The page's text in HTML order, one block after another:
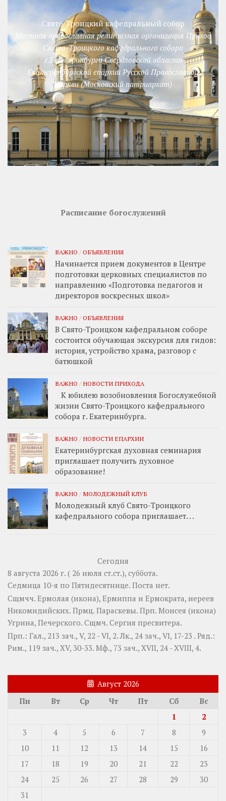
Свято-Троицкий кафедральный собор
Местная православная религиозная организация Приход
Свято-Троицкого кафедрального собора
г.Екатеринбурга Свердловской области
Екатеринбургской епархии Русской Православной
Церкви (Московский патриархат)
Расписание богослужений
ВАЖНО / ОБЪЯВЛЕНИЯ
Начинается прием документов в Центре
подготовки церковных специалистов по
направлению «Подготовка педагогов и
директоров воскресных школ»
ВАЖНО / ОБЪЯВЛЕНИЯ
В Свято-Троицком кафедральном соборе
состоится обучающая экскурсия для гидов:
история, устройство храма, разговор с
батюшкой
ВАЖНО / НОВОСТИ ПРИХОДА
К юбилею возобновления Богослужебной
жизни Свято-Троицкого кафедрального
собора г. Екатеринбурга.
ВАЖНО / НОВОСТИ ЕПАРХИИ
Екатеринбургская духовная семинария
приглашает получить духовное
образование!
ВАЖНО / МОЛОДЕЖНЫЙ КЛУБ
Молодежный клуб Свято-Троицкого
кафедрального собора приглашает. . .
Сегодня
8 августа 2026 г. ( 26 июля ст.ст.), суббота.
Седмица 10-я по Пятидесятнице. Поста нет.
Сщмчч. Ермолая (икона), Ермиппа и Ермократа, иереев
Никомидийских. Прмц. Параскевы. Прп. Моисея (икона)
Угрина, Печерского. Сщмч. Сергия пресвитера.
Прп.: Гал., 213 зач., V, 22 - VI, 2. Лк., 24 зач., VI, 17-23 . Ряд.:
Рим., 119 зач., XV, 30-33. Мф., 73 зач., XVII, 24 - XVIII, 4.
Август 2026
Пн
Вт Ср Чт Пт Сб
Вс
1
2
3
4 5 6 7 8
9
10
11 12 13 14 15
16
17
18 19 20 21 22
23
24
25 26 27 28 29
30
31